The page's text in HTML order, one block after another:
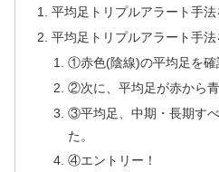
平均足トリプルアラート手法
平均足トリプルアラート手
①赤色(陰線)の平均足を確
②次に、平均足が赤から青
③平均足、中期・長期す
た。
④エントリー！